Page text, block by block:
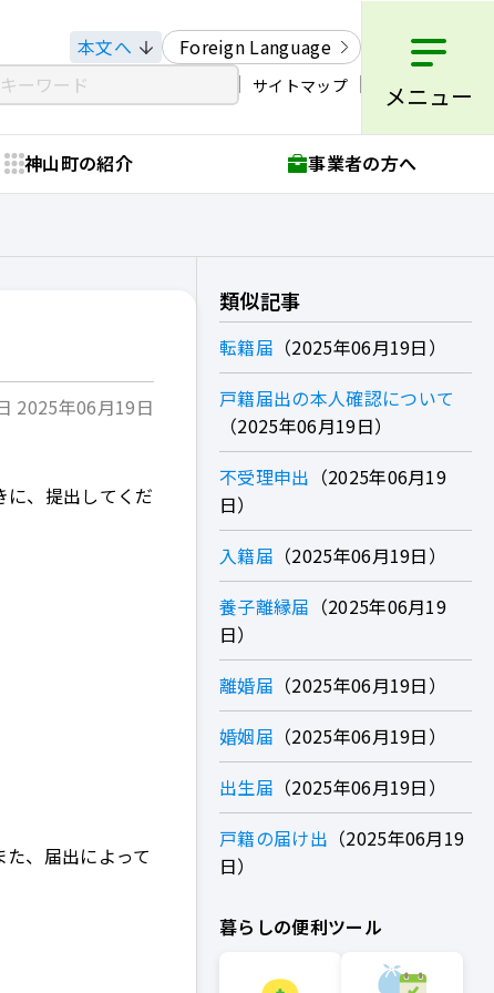
本文へ Foreign Language
サイトマップ メニュー
神山町の紹介 事業者の方へ
2025年06月19日
に、提出してくだ
、届出によって
類似記事
転籍届
2025年06月19日
戸籍届出の本人確認について
2025年06月19日
不受理申出
2025年06月19
日
入籍届
2025年06月19日
養子離縁届
2025年06月19
日
離婚届
2025年06月19日
婚姻届
2025年06月19日
出生届
2025年06月19日
戸籍の届け出
2025年06月19
日
暮らしの便利ツール